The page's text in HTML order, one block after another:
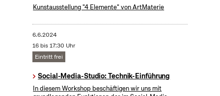
Kunstausstellung "4 Elemente" von ArtMaterie
6.6.2024
16 bis 17:30 Uhr
Eintritt frei
Social-Media-Studio: Technik-Einführung
In diesem Workshop beschäftigen wir uns mit